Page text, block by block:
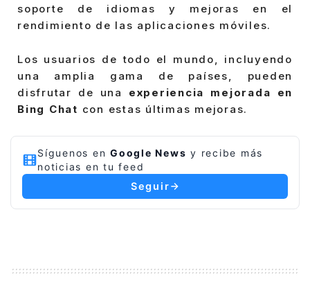
soporte de idiomas y mejoras en el
rendimiento de las aplicaciones móviles.
Los usuarios de todo el mundo, incluyendo
una amplia gama de países, pueden
disfrutar de una experiencia mejorada en
Bing Chat con estas últimas mejoras.
Síguenos en Google News y recibe más
noticias en tu feed
Seguir